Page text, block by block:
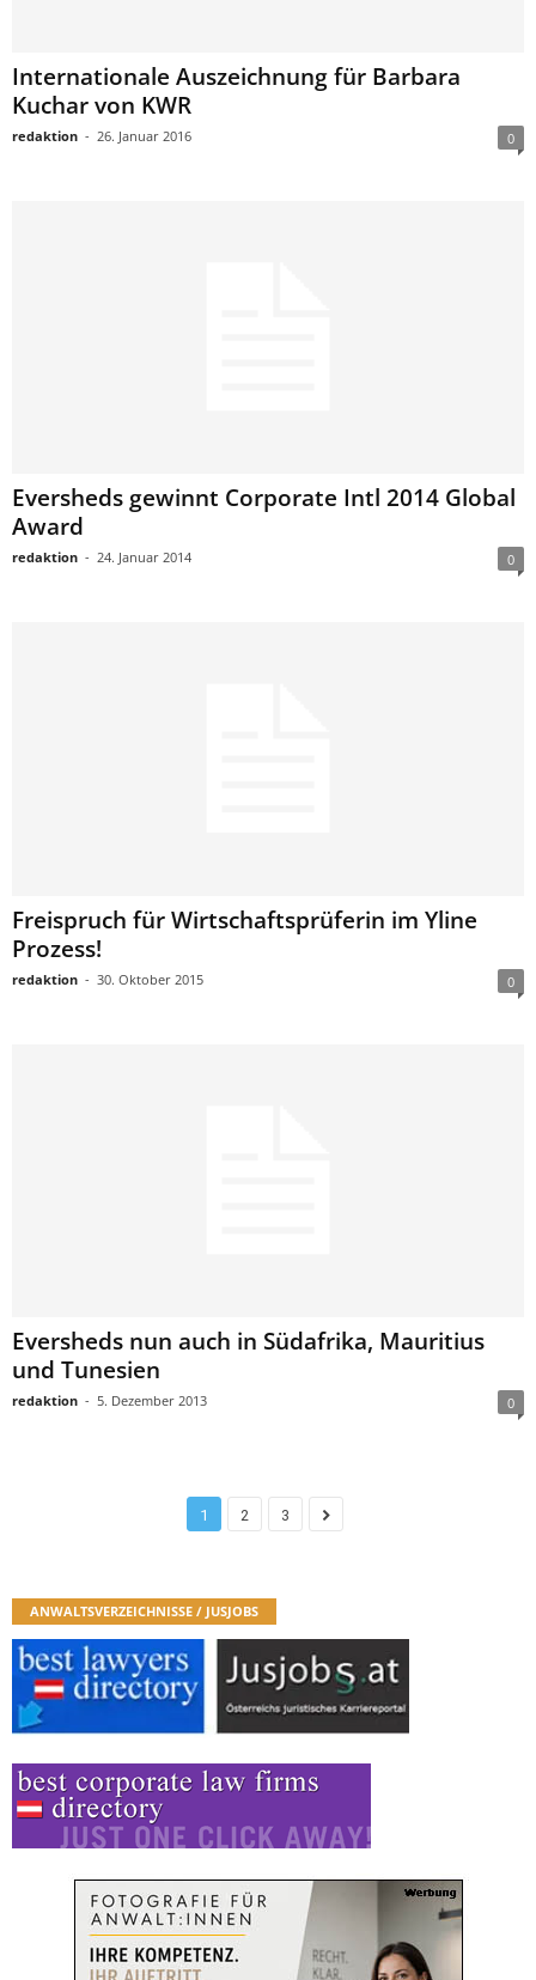
Internationale Auszeichnung für Barbara
Kuchar von KWR
redaktion - 26. Januar 2016 0
Eversheds gewinnt Corporate Intl 2014 Global
Award
redaktion - 24. Januar 2014 0
Freispruch für Wirtschaftsprüferin im Yline
Prozess!
redaktion - 30. Oktober 2015 0
Eversheds nun auch in Südafrika, Mauritius
und Tunesien
redaktion - 5. Dezember 2013 0
1 2 3
ANWALTSVERZEICHNISSE / JUSJOBS